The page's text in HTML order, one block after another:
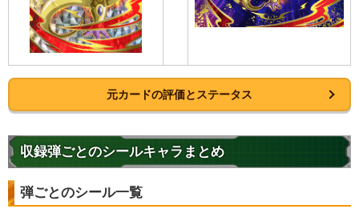
元カードの評価とステータス
収録弾ごとのシールキャラまとめ
弾ごとのシール一覧